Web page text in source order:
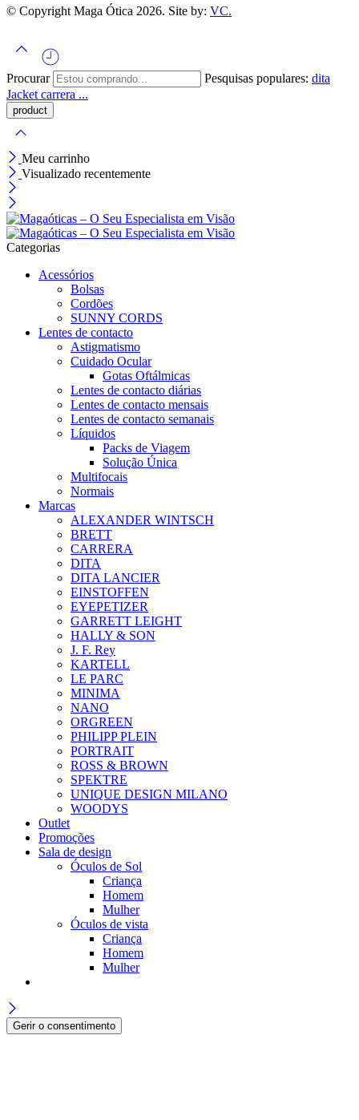
© Copyright Maga Ótica 2026. Site by: VC.
Procurar Pesquisas populares: dita
Jacket carrera ...
Meu carrinho
Visualizado recentemente
Categorias
Acessórios
Bolsas
Cordões
SUNNY CORDS
Lentes de contacto
Astigmatismo
Cuidado Ocular
Gotas Oftálmicas
Lentes de contacto diárias
Lentes de contacto mensais
Lentes de contacto semanais
Líquidos
Packs de Viagem
Solução Única
Multifocais
Normais
Marcas
ALEXANDER WINTSCH
BRETT
CARRERA
DITA
DITA LANCIER
EINSTOFFEN
EYEPETIZER
GARRETT LEIGHT
HALLY & SON
J. F. Rey
KARTELL
LE PARC
MINIMA
NANO
ORGREEN
PHILIPP PLEIN
PORTRAIT
ROSS & BROWN
SPEKTRE
UNIQUE DESIGN MILANO
WOODYS
Outlet
Promoções
Sala de design
Óculos de Sol
Criança
Homem
Mulher
Óculos de vista
Criança
Homem
Mulher
Gerir o consentimento